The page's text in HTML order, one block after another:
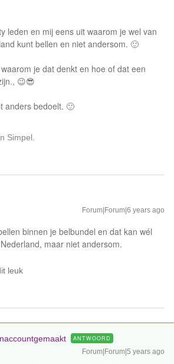
leden en mij eens uit waarom je wel van
kunt bellen en niet andersom. 🙂
je dat denkt en hoe of dat een
😉😎
anders bedoelt. 🙂
Simpel.
Forum|Forum|6 years ago
binnen je belbundel en dat kan wél
maar niet andersom.
leuk
ANTWOORD
Forum|Forum|5 years ago